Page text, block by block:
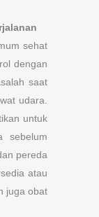
sehat
dengan
saat
udara.
untuk
sebelum
pereda
atau
juga obat